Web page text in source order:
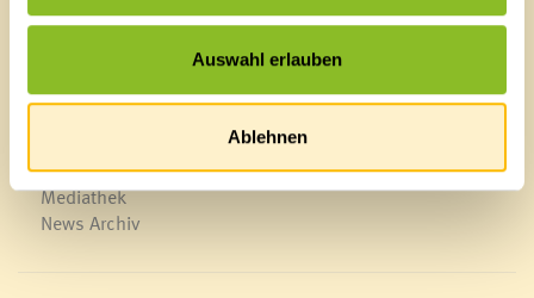
Auswahl erlauben
Ablehnen
Schnellzugriff
Veröffentlichungsportal
Blackout
Veranstaltungskalender
Mediathek
News Archiv